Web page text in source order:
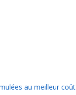
au meilleur coût